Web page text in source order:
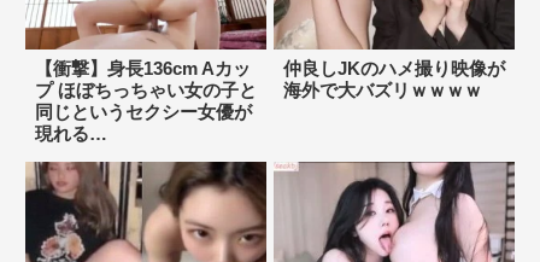
【衝撃】身長136cm Aカッ
プ ほぼちっちゃい女の子と
同じというセクシー女優が
現れる…
仲良しJKのハメ撮り映像が
海外で大バズリｗｗｗｗ